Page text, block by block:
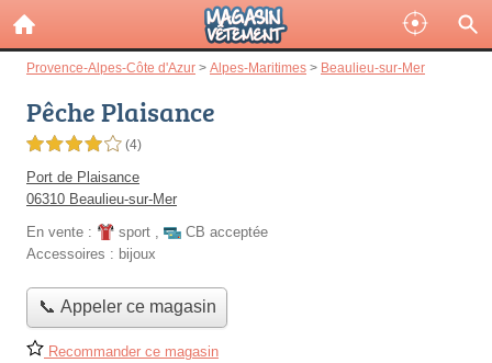
Provence-Alpes-Côte d'Azur > Alpes-Maritimes > Beaulieu-sur-Mer
Pêche Plaisance
4,0 étoiles sur 5 (4)
Port de Plaisance
06310 Beaulieu-sur-Mer
En vente :
sport ,
CB acceptée
Accessoires : bijoux
📞 Appeler ce magasin
Recommander ce magasin